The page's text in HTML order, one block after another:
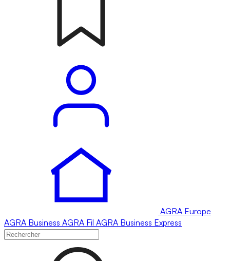
AGRA Europe
AGRA Business AGRA Fil AGRA Business Express